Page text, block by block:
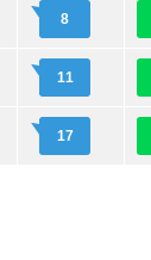
8
11
17